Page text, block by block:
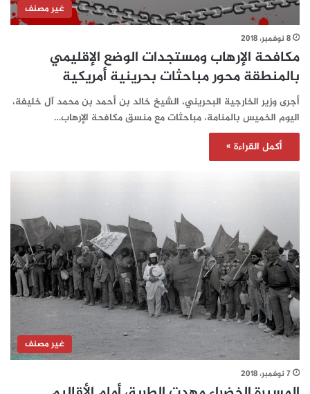
غير مصنف
8 نوفمبر، 2018
مكافحة الإرهاب ومستجدات الوضع الإقليمي
بالمنطقة محور مباحثات بحرينية أمريكية
أجرى وزير الخارجية البحريني، الشيخ خالد بن أحمد بن محمد آل خليفة،
اليوم الخميس بالمنامة، مباحثات مع منسق مكافحة الإرهاب…
أكمل القراءة »
غير مصنف
7 نوفمبر، 2018